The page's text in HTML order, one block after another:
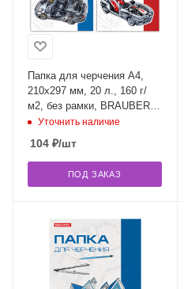
Папка для черчения А4,
210х297 мм, 20 л., 160 г/
м2, без рамки, BRAUBERG
(2 вида), 125235
Уточнить наличие
104 ₽/шт
ПОД ЗАКАЗ